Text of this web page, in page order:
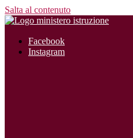
Salta al contenuto
Facebook
Instagram